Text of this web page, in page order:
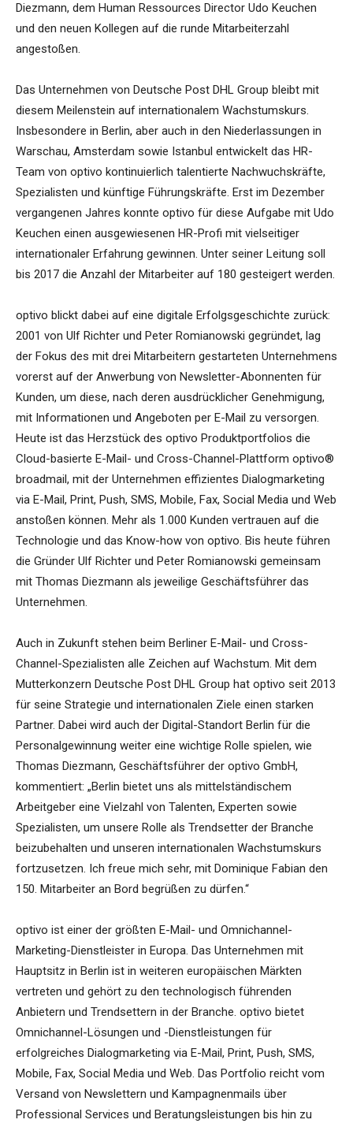
Diezmann, dem Human Ressources Director Udo Keuchen
und den neuen Kollegen auf die runde Mitarbeiterzahl
angestoßen.
Das Unternehmen von Deutsche Post DHL Group bleibt mit
diesem Meilenstein auf internationalem Wachstumskurs.
Insbesondere in Berlin, aber auch in den Niederlassungen in
Warschau, Amsterdam sowie Istanbul entwickelt das HR-
Team von optivo kontinuierlich talentierte Nachwuchskräfte,
Spezialisten und künftige Führungskräfte. Erst im Dezember
vergangenen Jahres konnte optivo für diese Aufgabe mit Udo
Keuchen einen ausgewiesenen HR-Profi mit vielseitiger
internationaler Erfahrung gewinnen. Unter seiner Leitung soll
bis 2017 die Anzahl der Mitarbeiter auf 180 gesteigert werden.
optivo blickt dabei auf eine digitale Erfolgsgeschichte zurück:
2001 von Ulf Richter und Peter Romianowski gegründet, lag
der Fokus des mit drei Mitarbeitern gestarteten Unternehmens
vorerst auf der Anwerbung von Newsletter-Abonnenten für
Kunden, um diese, nach deren ausdrücklicher Genehmigung,
mit Informationen und Angeboten per E-Mail zu versorgen.
Heute ist das Herzstück des optivo Produktportfolios die
Cloud-basierte E-Mail- und Cross-Channel-Plattform optivo®
broadmail, mit der Unternehmen effizientes Dialogmarketing
via E-Mail, Print, Push, SMS, Mobile, Fax, Social Media und Web
anstoßen können. Mehr als 1.000 Kunden vertrauen auf die
Technologie und das Know-how von optivo. Bis heute führen
die Gründer Ulf Richter und Peter Romianowski gemeinsam
mit Thomas Diezmann als jeweilige Geschäftsführer das
Unternehmen.
Auch in Zukunft stehen beim Berliner E-Mail- und Cross-
Channel-Spezialisten alle Zeichen auf Wachstum. Mit dem
Mutterkonzern Deutsche Post DHL Group hat optivo seit 2013
für seine Strategie und internationalen Ziele einen starken
Partner. Dabei wird auch der Digital-Standort Berlin für die
Personalgewinnung weiter eine wichtige Rolle spielen, wie
Thomas Diezmann, Geschäftsführer der optivo GmbH,
kommentiert: „Berlin bietet uns als mittelständischem
Arbeitgeber eine Vielzahl von Talenten, Experten sowie
Spezialisten, um unsere Rolle als Trendsetter der Branche
beizubehalten und unseren internationalen Wachstumskurs
fortzusetzen. Ich freue mich sehr, mit Dominique Fabian den
150. Mitarbeiter an Bord begrüßen zu dürfen.“
optivo ist einer der größten E-Mail- und Omnichannel-
Marketing-Dienstleister in Europa. Das Unternehmen mit
Hauptsitz in Berlin ist in weiteren europäischen Märkten
vertreten und gehört zu den technologisch führenden
Anbietern und Trendsettern in der Branche. optivo bietet
Omnichannel-Lösungen und -Dienstleistungen für
erfolgreiches Dialogmarketing via E-Mail, Print, Push, SMS,
Mobile, Fax, Social Media und Web. Das Portfolio reicht vom
Versand von Newslettern und Kampagnenmails über
Professional Services und Beratungsleistungen bis hin zu